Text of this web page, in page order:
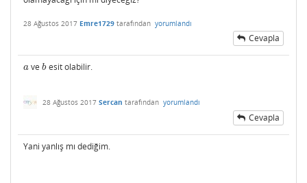
28 Ağustos 2017 Emre1729 tarafından yorumlandı
Cevapla
a
a veb
besit olabilir.
28 Ağustos 2017 Sercan tarafından yorumlandı
Cevapla
Yani yanlış mı dediğim.